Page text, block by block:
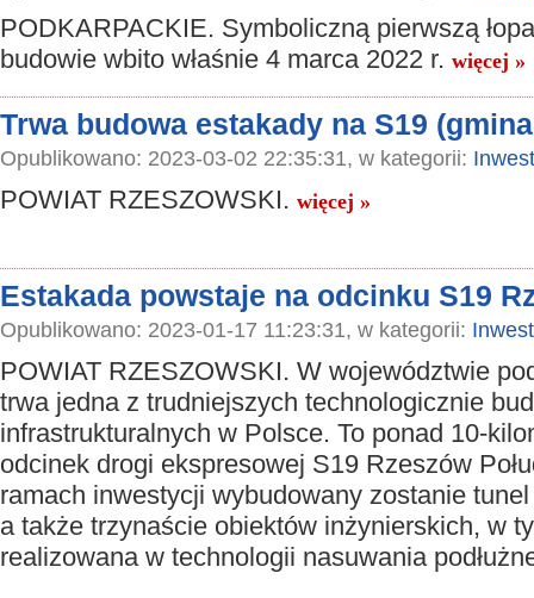
PODKARPACKIE. Symboliczną pierwszą
budowie wbito właśnie 4 marca 2022 r. więcej »
Trwa budowa estakady na S19
Opublikowano: 2023-03-02 22:35:31, w kategorii:
POWIAT RZESZOWSKI. więcej »
Estakada powstaje na odcinku S19
Opublikowano: 2023-01-17 11:23:31, w kategorii:
POWIAT RZESZOWSKI. W województwie
trwa jedna z trudniejszych technologicznie
infrastrukturalnych w Polsce. To ponad 10-
odcinek drogi ekspresowej S19 Rzeszów
ramach inwestycji wybudowany zostanie
a także trzynaście obiektów inżynierskich, w
realizowana w technologii nasuwania